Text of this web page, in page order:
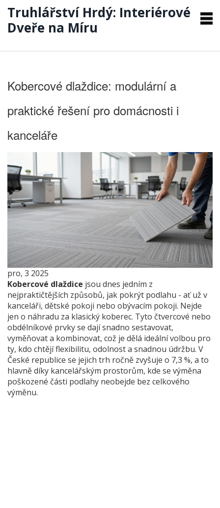
Truhlářství Hrdý: Interiérové
Dveře na Míru
Kobercové dlaždice: modulární a
praktické řešení pro domácnosti i
kanceláře
pro, 3 2025
Kobercové dlaždice jsou dnes jedním z
nejpraktičtějších způsobů, jak pokrýt podlahu - ať už v
kanceláři, dětské pokoji nebo obývacím pokoji. Nejde
jen o náhradu za klasický koberec. Tyto čtvercové nebo
obdélníkové prvky se dají snadno sestavovat,
vyměňovat a kombinovat, což je dělá ideální volbou pro
ty, kdo chtějí flexibilitu, odolnost a snadnou údržbu. V
České republice se jejich trh ročně zvyšuje o 7,3 %, a to
hlavně díky kancelářským prostorům, kde se výměna
poškozené části podlahy neobejde bez celkového
výměnu.